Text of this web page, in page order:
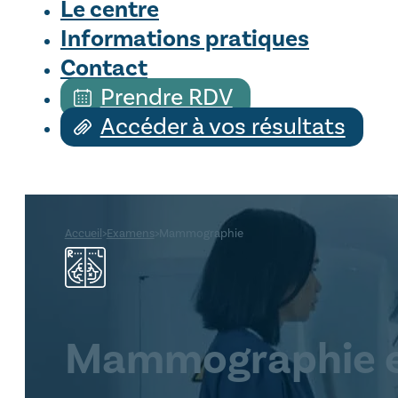
Le centre
Informations pratiques
Contact
Prendre RDV
Accéder à vos résultats
Accueil>Examens Mammographie
Mammographie